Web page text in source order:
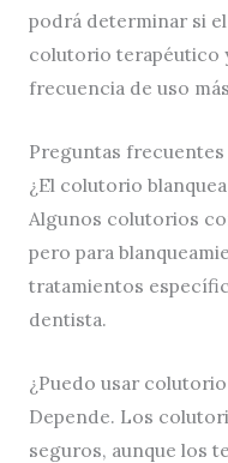
podrá determinar si
colutorio terapéutico
frecuencia de uso
Preguntas frecuentes
¿El colutorio
Algunos colutorios
pero para
tratamientos
dentista.
¿Puedo usar
Depende. Los
seguros, aunque los